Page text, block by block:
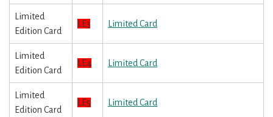
Limited
Edition Card
LE3 Limited Card
Limited
Edition Card
LE4 Limited Card
Limited
Edition Card
LE5 Limited Card